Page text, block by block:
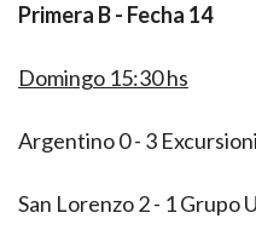
Primera B - Fecha 14
Domingo 15:30 hs
Argentino 0 - 3
San Lorenzo 2 - 1 Grupo